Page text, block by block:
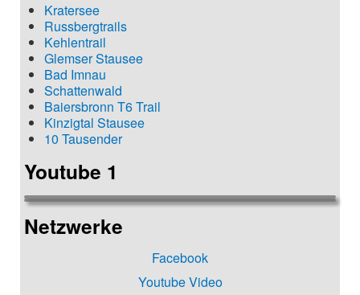
Kratersee
Russbergtrails
Kehlentrail
Glemser Stausee
Bad Imnau
Schattenwald
Baiersbronn T6 Trail
Kinzigtal Stausee
10 Tausender
Youtube 1
Netzwerke
Facebook
Youtube Video